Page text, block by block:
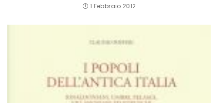
1 Febbraio 2012